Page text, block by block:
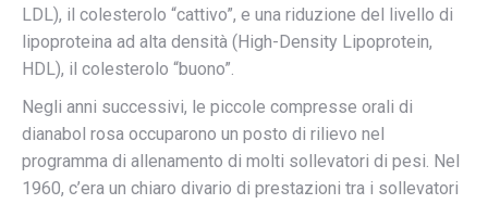
LDL), il colesterolo “cattivo”, e una riduzione del livello di
lipoproteina ad alta densità (High-Density Lipoprotein,
HDL), il colesterolo “buono”.
Negli anni successivi, le piccole compresse orali di
dianabol rosa occuparono un posto di rilievo nel
programma di allenamento di molti sollevatori di pesi. Nel
1960, c’era un chiaro divario di prestazioni tra i sollevatori